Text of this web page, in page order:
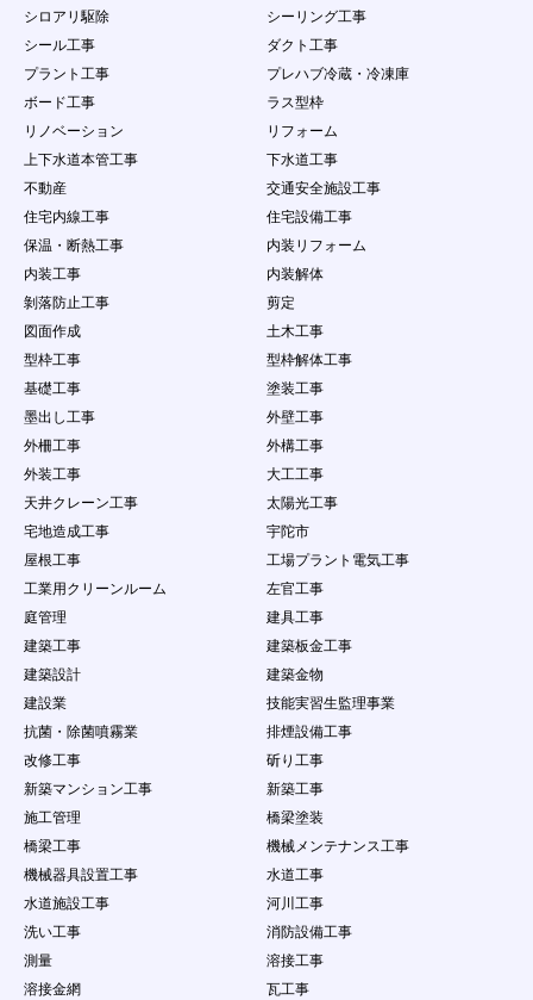
シロアリ駆除
シーリング工事
シール工事
ダクト工事
プラント工事
プレハブ冷蔵・冷凍庫
ボード工事
ラス型枠
リノベーション
リフォーム
上下水道本管工事
下水道工事
不動産
交通安全施設工事
住宅内線工事
住宅設備工事
保温・断熱工事
内装リフォーム
内装工事
内装解体
剝落防止工事
剪定
図面作成
土木工事
型枠工事
型枠解体工事
基礎工事
塗装工事
墨出し工事
外壁工事
外柵工事
外構工事
外装工事
大工工事
天井クレーン工事
太陽光工事
宅地造成工事
宇陀市
屋根工事
工場プラント電気工事
工業用クリーンルーム
左官工事
庭管理
建具工事
建築工事
建築板金工事
建築設計
建築金物
建設業
技能実習生監理事業
抗菌・除菌噴霧業
排煙設備工事
改修工事
斫り工事
新築マンション工事
新築工事
施工管理
橋梁塗装
橋梁工事
機械メンテナンス工事
機械器具設置工事
水道工事
水道施設工事
河川工事
洗い工事
消防設備工事
測量
溶接工事
溶接金網
瓦工事